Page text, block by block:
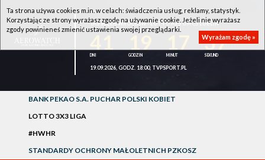
1KS ŚLĘZA WROCŁAW - LOTTO AZS UMCS LUBLIN
36
19.09.2026, GODZ. 18:00, TVPSPORT.PL
BANK PEKAO S.A. PUCHAR POLSKI KOBIET
LOTTO 3X3 LIGA
#HWHR
STANDARDY OCHRONY MAŁOLETNICH PZKOSZ
Ta strona używa cookies m.in. w celach: świadczenia usług, reklamy, statystyk.
Korzystając ze strony wyrażasz zgodę na używanie cookie. Jeżeli nie wyrażasz
zgody powinieneś zmienić ustawienia swojej przeglądarki.
Wyrażam zgodę »